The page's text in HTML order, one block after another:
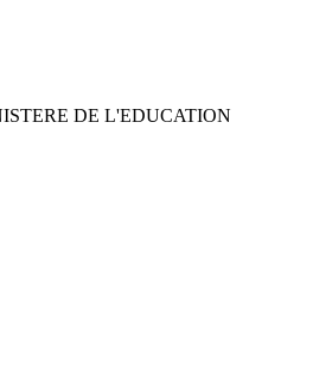
DE L'EDUCATION